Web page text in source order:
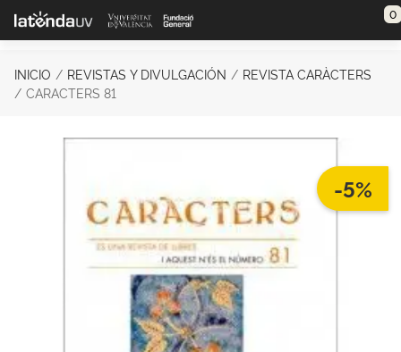
Saltar al contenido principal 0
INICIO REVISTAS Y DIVULGACIÓN
REVISTA CARÀCTERS
CARACTERS 81
-5%